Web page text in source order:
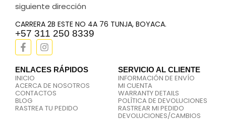
siguiente dirección
CARRERA 2B ESTE NO 4A 76 TUNJA, BOYACA.
+57 311 250 8339
ENLACES RÁPIDOS
INICIO
ACERCA DE NOSOTROS
CONTACTOS
BLOG
RASTREA TU PEDIDO
SERVICIO AL CLIENTE
INFORMACIÓN DE ENVÍO
MI CUENTA
WARRANTY DETAILS
POLÍTICA DE DEVOLUCIONES
RASTREAR MI PEDIDO
DEVOLUCIONES/CAMBIOS